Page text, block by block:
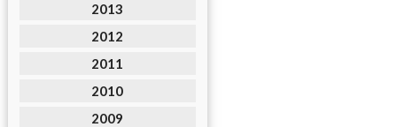
2013
2012
2011
2010
2009